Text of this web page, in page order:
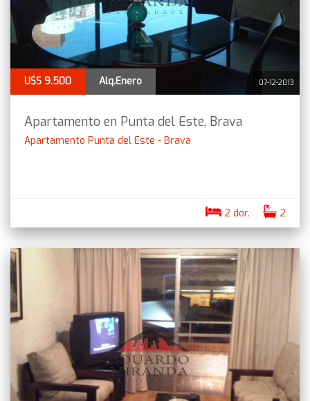
07-12-2013
U$S 9.500 Alq.Enero
Apartamento en Punta del Este, Brava
Apartamento Punta del Este - Brava
2 dor. 2